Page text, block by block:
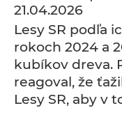
21.04.2026
Lesy SR podľa
rokoch 2024 a
kubíkov dreva.
reagoval, že
Lesy SR, aby v